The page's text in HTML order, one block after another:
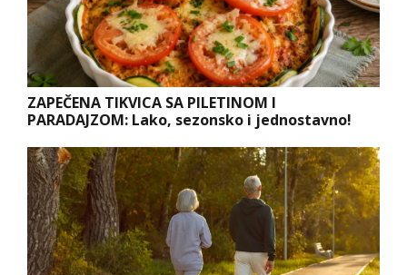
ZAPEČENA TIKVICA SA PILETINOM I
PARADAJZOM: Lako, sezonsko i jednostavno!